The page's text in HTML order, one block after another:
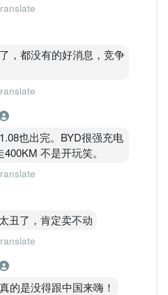
，都没有的好消息，竞争
也出完。BYD很强充电
不是开玩笑。
丑了，肯定卖不动
的是没得跟中国来嗨！